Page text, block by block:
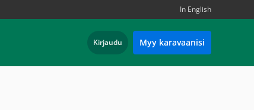
In English
Kirjaudu Myy karavaanisi